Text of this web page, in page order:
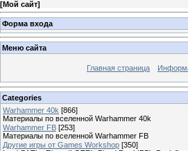
[Мой сайт]
Форма входа
Меню сайта
Главная страница
Categories
Warhammer 40k [866]
Материалы по вселенной Warhammer 40k
Warhammer FB [253]
Материалы по вселенной Warhammer FB
Другие игры от Games Workshop [350]